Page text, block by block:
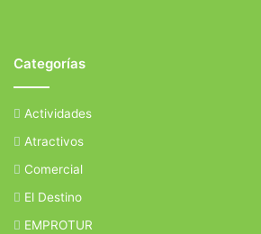
Categorías
Actividades
Atractivos
Comercial
El Destino
EMPROTUR